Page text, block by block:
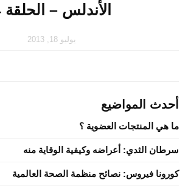
الأندلس – الحلقة 4
يوليو 18, 2013
أحدث المواضيع
ما هي المنتجات العضوية ؟
سرطان الثدي: أعراضه وكيفية الوقاية منه
كورونا فيروس: نصائح منظمة الصحة العالمية